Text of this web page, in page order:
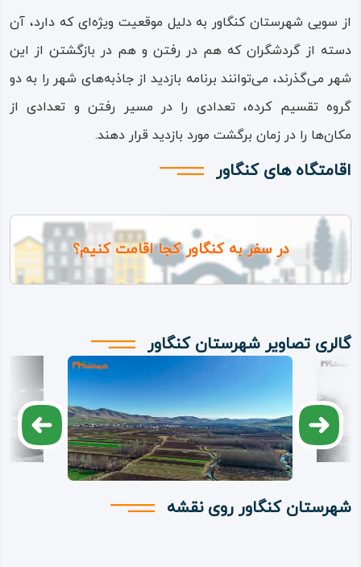
از سویی شهرستان کنگاور به دلیل موقعیت ویژه‌ای که دارد، آن
دسته از گردشگران که هم در رفتن و هم در بازگشتن از این
شهر می‌گذرند، می‌توانند برنامه بازدید از جاذبه‌های شهر را به دو
گروه تقسیم کرده، تعدادی را در مسیر رفتن و تعدادی از
مکان‌ها را در زمان برگشت مورد بازدید قرار دهند.
اقامتگاه های کنگاور
در سفر به کنگاور کجا اقامت کنیم؟
گالری تصاویر شهرستان کنگاور
شهرستان کنگاور روی نقشه